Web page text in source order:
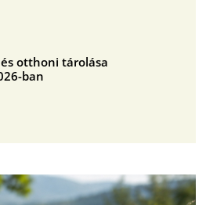
otthoni tárolása
ban